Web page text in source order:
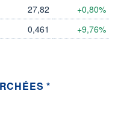
27,82 +0,80%
0,461 +9,76%
*